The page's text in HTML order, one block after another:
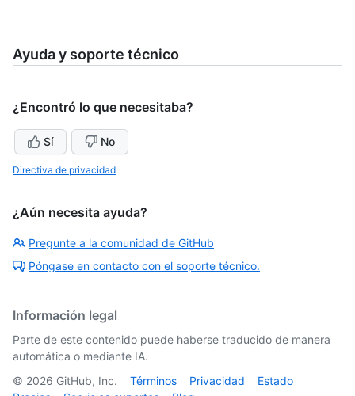
Ayuda y soporte técnico
¿Encontró lo que necesitaba?
Sí No
Directiva de privacidad
¿Aún necesita ayuda?
Pregunte a la comunidad de GitHub
Póngase en contacto con el soporte técnico.
Información legal
Parte de este contenido puede haberse traducido de manera
automática o mediante IA.
© 2026 GitHub, Inc. Términos Privacidad
Estado